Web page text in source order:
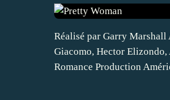
Réalisé par Garry Marshall
Giacomo, Hector
Romance Production